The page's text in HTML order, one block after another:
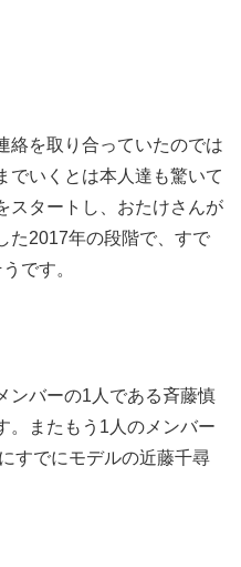
絡を取り合っていたのでは
でいくとは本人達も驚いて
スタートし、おたけさんが
た2017年の段階で、すで
です。
ンバーの1人である斉藤慎
。またもう1人のメンバー
すでにモデルの近藤千尋